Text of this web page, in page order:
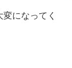
になってく